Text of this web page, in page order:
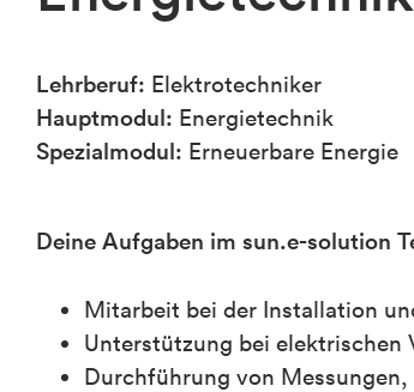
Lehrberuf: Elektrotechniker
Hauptmodul: Energietechnik
Spezialmodul: Erneuerbare Energie
Deine Aufgaben im sun.e-solution
Mitarbeit bei der Installation
Unterstützung bei elektrischen
Durchführung von